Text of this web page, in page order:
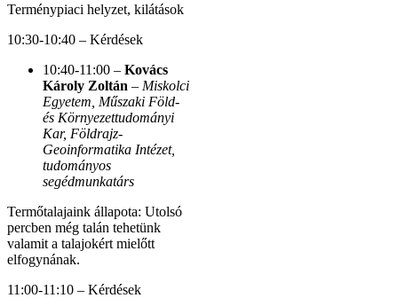
Terménypiaci helyzet, kilátások
10:30-10:40 – Kérdések
10:40-11:00 – Kovács
Károly Zoltán – Miskolci
Egyetem, Műszaki Föld-
és Környezettudományi
Kar, Földrajz-
Geoinformatika Intézet,
tudományos
segédmunkatárs
Termőtalajaink állapota: Utolsó
percben még talán tehetünk
valamit a talajokért mielőtt
elfogynának.
11:00-11:10 – Kérdések